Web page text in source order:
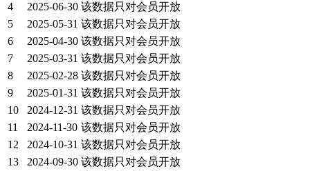
4
2025-06-30 该数据只对会员开放
5
2025-05-31 该数据只对会员开放
6
2025-04-30 该数据只对会员开放
7
2025-03-31 该数据只对会员开放
8
2025-02-28 该数据只对会员开放
9
2025-01-31 该数据只对会员开放
10
2024-12-31 该数据只对会员开放
11
2024-11-30 该数据只对会员开放
12
2024-10-31 该数据只对会员开放
13
2024-09-30 该数据只对会员开放